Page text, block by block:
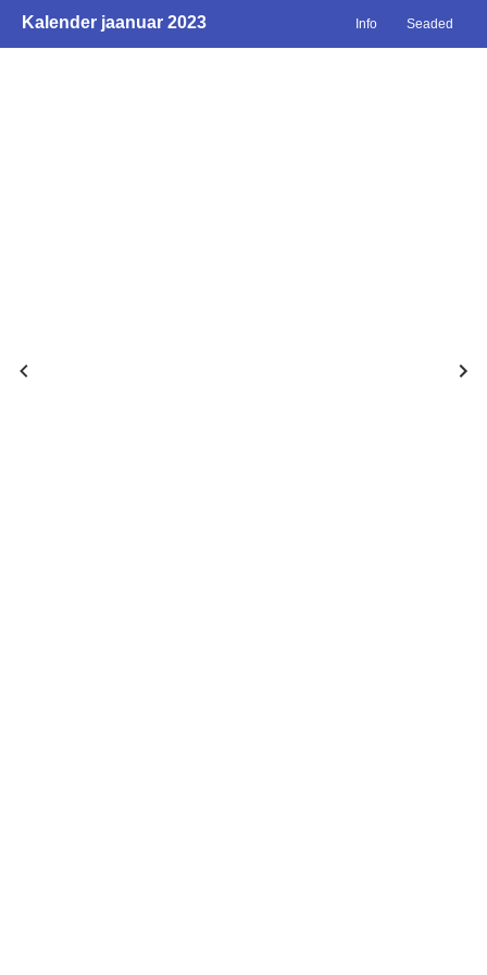
Kalender jaanuar 2023 Info Seaded